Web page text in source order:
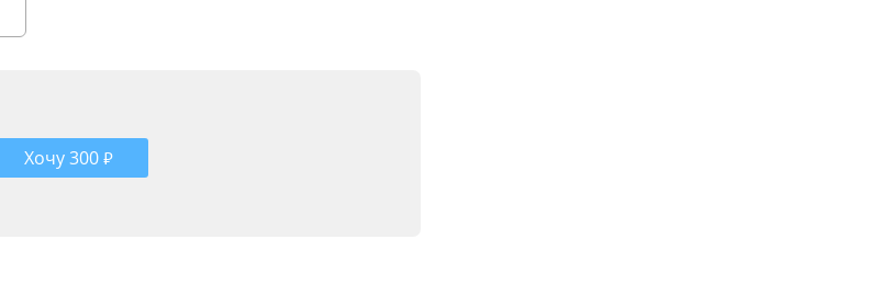
Хочу 300 ₽